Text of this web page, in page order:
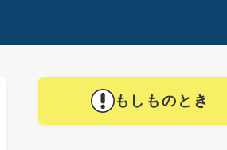
もしものとき